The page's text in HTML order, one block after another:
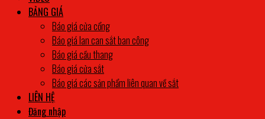
BẢNG GIÁ
Báo giá cửa cổng
Báo giá lan can sắt ban công
Báo giá cầu thang
Báo giá cửa sắt
Báo giá các sản phẩm liên quan về sắt
LIÊN HỆ
Đăng nhập